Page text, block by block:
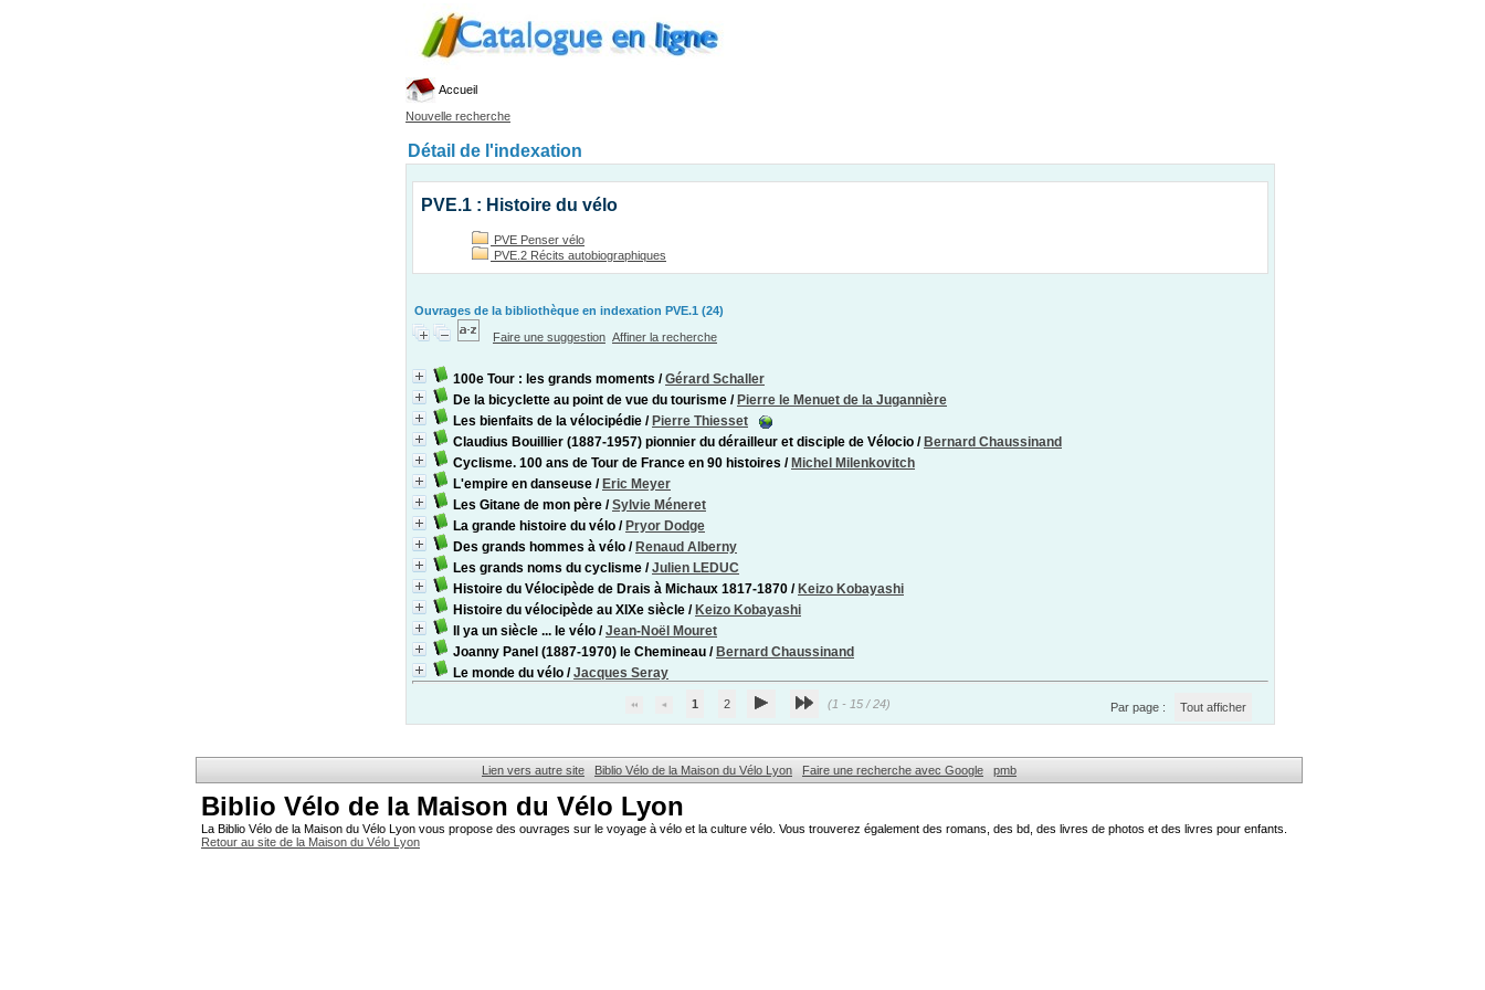
Accueil
Nouvelle recherche
Détail de l'indexation
PVE.1 : Histoire du vélo
PVE Penser vélo
PVE.2 Récits autobiographiques
Ouvrages de la bibliothèque en indexation PVE.1 (24)
Faire une suggestion Affiner la recherche
100e Tour : les grands moments /Gérard Schaller
De la bicyclette au point de vue du tourisme / Pierre le Menuet de la Jugannière
Les bienfaits de la vélocipédie / Pierre Thiesset
Claudius Bouillier (1887-1957) pionnier du dérailleur et disciple de Vélocio / Bernard Chaussinand
Cyclisme. 100 ans de Tour de France en 90 histoires / Michel Milenkovitch
L'empire en danseuse / Eric Meyer
Les Gitane de mon père /Sylvie Méneret
La grande histoire du vélo / Pryor Dodge
Des grands hommes à vélo / Renaud Alberny
Les grands noms du cyclisme /Julien LEDUC
Histoire du Vélocipède de Drais à Michaux 1817-1870 / Keizo Kobayashi
Histoire du vélocipède au XIXe siècle / Keizo Kobayashi
Il ya un siècle ... le vélo /Jean-Noël Mouret
Joanny Panel (1887-1970) le Chemineau / Bernard Chaussinand
Le monde du vélo /Jacques Seray
1 2 (1 - 15 / 24) Par page : Tout afficher
Lien vers autre site Biblio Vélo de la Maison du Vélo Lyon Faire une recherche avec Google pmb
Biblio Vélo de la Maison du Vélo Lyon
La Biblio Vélo de la Maison du Vélo Lyon vous propose des ouvrages sur le voyage à vélo et la culture vélo. Vous trouverez également des romans, des bd, des livres de photos et des livres pour enfants.
Retour au site de la Maison du Vélo Lyon